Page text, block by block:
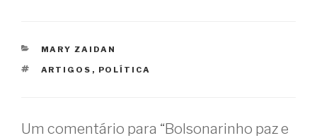
CATEGORIAS
MARY ZAIDAN
TAGS
ARTIGOS , POLÍTICA
Um comentário para “Bolsonarinho paz e